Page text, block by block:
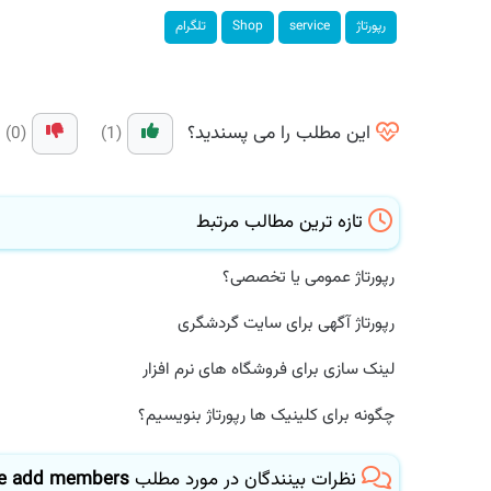
رپورتاژ service
Shop تلگرام
این مطلب را می پسندید؟
تازه ترین مطالب مرتبط
رپورتاژ عمومی یا تخصصی؟
رپورتاژ آگهی برای سایت گردشگری
لینک سازی برای فروشگاه های نرم افزار
چگونه برای کلینیک ها رپورتاژ بنویسیم؟
نظرات بینندگان در مورد مطلبadd members